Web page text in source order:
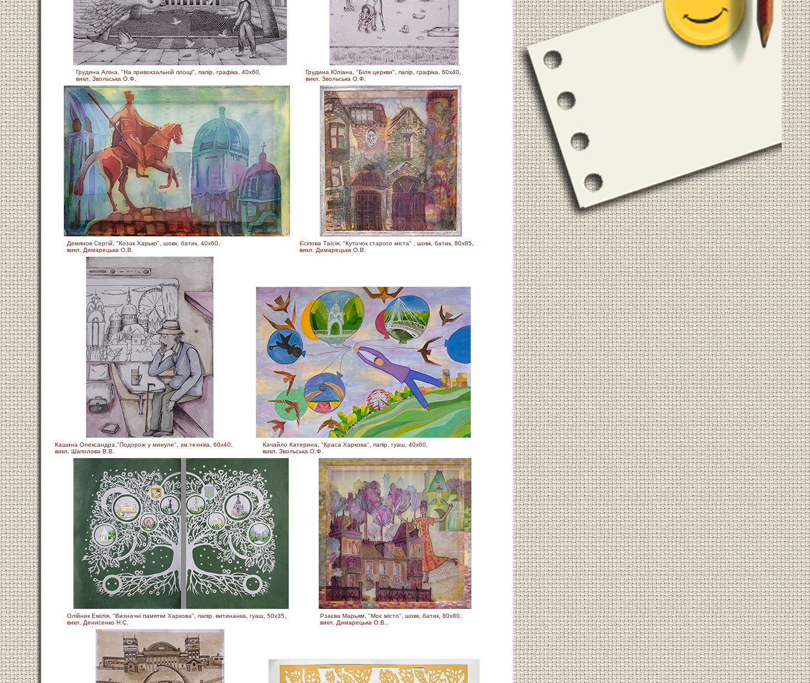
Грудина Аліна, "На привокзальній площі", папір, графіка, 40х60,
викл. Звольська О.Ф.
Грудина Юліана, "Біля церкви", папір, графіка, 60х40,
викл. Звольська О.Ф.
Демянов Сергій, "Козак Харько", шовк, батик, 40х60,
викл. Димарецька О.В.
Єсіпова Таїсія, "Куточок старого міста" , шовк, батик, 80х85,
викл. Димарецька О.В.
Кашина Олександра,"Подорож у минуле", зм.технiка, 60х40,
викл. Шаполова В.В.
Качайло Катерина, "Краса Харкова", папір, гуаш, 40х60,
викл. Звольська О.Ф.
Олійник Емілія, "Визначні памятки Харкова", папір. витинанка, гуаш, 50х35,
викл. Денисенко Н.С.
Рзаєва Марьям, "Моє місто", шовк, батик, 80х80,
викл. Димарецька О.В..